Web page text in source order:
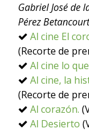
Gabriel José de
Pérez Betancourt
Al cine El
(Recorte de
Al cine lo
Al cine, la
(Recorte de
Al corazón.
Al Desierto